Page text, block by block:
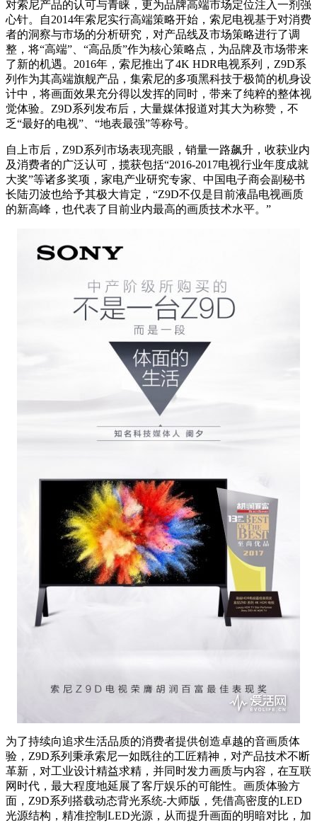
对索尼产品的认可与青睐，更为品牌高端市场定位注入一剂强
心针。自2014年索尼实行高端策略开始，索尼电视基于对消费
者的洞察与市场的分析研究，对产品线及市场策略进行了调
整，将“高端”、“高品质”作为核心策略点，为品牌及市场带来
了新的机遇。2016年，索尼推出了4K HDR电视系列，Z9D系
列作为其高端旗舰产品，集索尼的多项黑科技于极简的机身设
计中，将画面效果充分得以发挥的同时，带来了纯粹的整体视
觉体验。Z9D系列发布后，大量媒体报道对其大为称赞，不
乏“最好的电视”、“地表最强”等称号。
自上市后，Z9D系列市场表现亮眼，销量一路飙升，收获业内
及消费者的广泛认可，揽获包括“2016-2017电视行业年度成就
大奖”等诸多奖项，家电产业研究专家、中国电子商会副秘书
长陆刃波也给予其极大肯定，“Z9D不仅是目前液晶电视画质
的新高峰，也代表了目前业内最高的画质技术水平。”
为了持续向追求生活品质的消费者提供创造卓越的音画质体
验，Z9D系列秉承索尼一如既往的工匠精神，对产品技术不断
革新，对工业设计精益求精，并同时发力画质与内容，在互联
网时代，最大程度地延展了客厅娱乐的可能性。画质体验方
面，Z9D系列搭载动态背光系统-大师版，凭借高密度的LED
光源结构，精准控制LED光源，从而提升画面的明暗对比，加